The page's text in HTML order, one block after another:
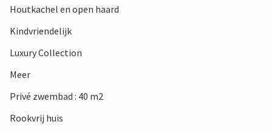
Houtkachel en open haard
Kindvriendelijk
Luxury Collection
Meer
Privé zwembad : 40 m2
Rookvrij huis